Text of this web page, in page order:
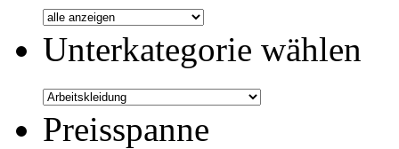
Unterkategorie wählen
Preisspanne